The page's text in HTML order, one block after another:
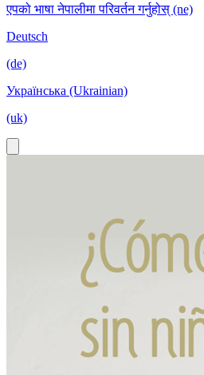
एपको भाषा नेपालीमा परिवर्तन गर्नुहोस् (ne)
Deutsch
(de)
Українська (Ukrainian)
(uk)